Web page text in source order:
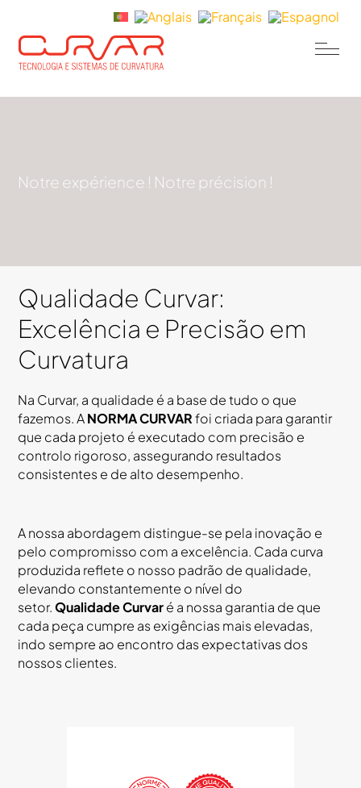
Notre expérience ! Notre précision !
Qualidade Curvar:
Excelência e Precisão em
Curvatura
Na Curvar, a qualidade é a base de tudo o que
fazemos. ANORMA CURVARfoi criada para garantir
que cada projeto é executado com precisão e
controlo rigoroso, assegurando resultados
consistentes e de alto desempenho.
A nossa abordagem distingue-se pela inovação e
pelo compromisso com a excelência. Cada curva
produzida reflete o nosso padrão de qualidade,
elevando constantemente o nível do
setor.Qualidade Curvaré a nossa garantia de que
cada peça cumpre as exigências mais elevadas,
indo sempre ao encontro das expectativas dos
nossos clientes.